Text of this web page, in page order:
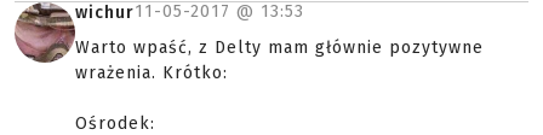
wichur11-05-2017 @ 13:53
Warto wpaść, z Delty mam głównie pozytywne
wrażenia. Krótko:
Ośrodek: